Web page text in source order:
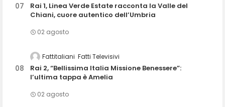
Rai 1, Linea Verde Estate racconta la Valle del
Chiani, cuore autentico dell’Umbria
02 agosto
Fattitaliani Fatti Televisivi
Rai 2, “Bellissima Italia Missione Benessere”:
l’ultima tappa è Amelia
02 agosto